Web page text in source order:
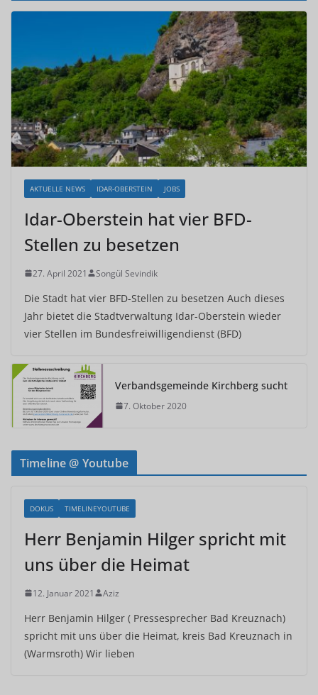
AKTUELLE NEWS IDAR-OBERSTEIN JOBS
Idar-Oberstein hat vier BFD-
Stellen zu besetzen
27. April 2021 Songül Sevindik
Die Stadt hat vier BFD-Stellen zu besetzen Auch dieses
Jahr bietet die Stadtverwaltung Idar-Oberstein wieder
vier Stellen im Bundesfreiwilligendienst (BFD)
Verbandsgemeinde Kirchberg sucht
7. Oktober 2020
Timeline @ Youtube
DOKUS TIMELINEYOUTUBE
Herr Benjamin Hilger spricht mit
uns über die Heimat
12. Januar 2021 Aziz
Herr Benjamin Hilger ( Pressesprecher Bad Kreuznach)
spricht mit uns über die Heimat, kreis Bad Kreuznach in
(Warmsroth) Wir lieben